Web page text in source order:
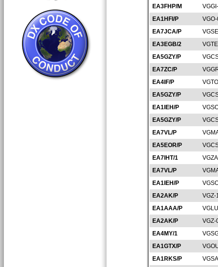
EA3FHP/M
EA1HFI/P
EA7JCA/P
EA3EGB/2
EA5GZY/P
EA7ZC/P
EA4IF/P
EA5GZY/P
EA1IEH/P
EA5GZY/P
EA7VL/P
EA5EOR/P
EA7IHT/1
EA7VL/P
EA1IEH/P
EA2AK/P
VGZ-
EA1AAA/P
EA2AK/P
VGZ-
EA4MY/1
EA1GTX/P
EA1RKS/P